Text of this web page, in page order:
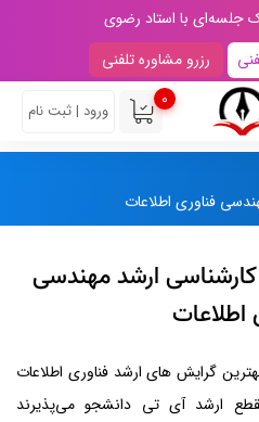
جلسه‌ای با استاد رضوی
رزرو مشاوره تلفنی
0
ورود | ثبت نام
فناوری اطلاعات
ارشد مهندسی
اطلاعات
گرایش های ارشد فناوری اطلاعات
ارشد آی تی دانشجو می‌پذیرند